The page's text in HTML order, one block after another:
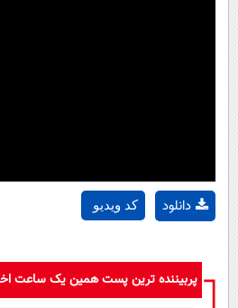
کد ویدیو دانلود
پربیننده ترین پست همین یک ساعت